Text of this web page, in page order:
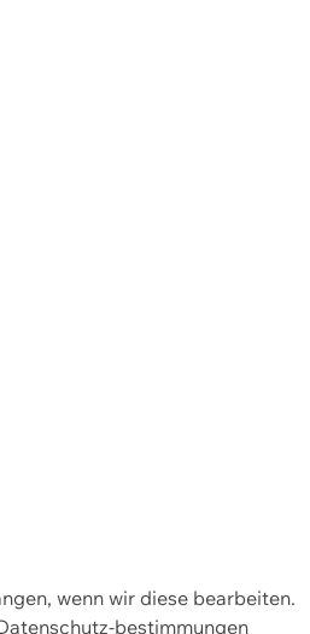
wenn wir diese bearbeiten.
bestimmungen